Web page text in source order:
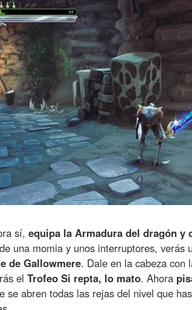
sí, equipa la Armadura del dragón y
una momia y unos interruptores, verás
de Gallowmere. Dale en la cabeza con
el Trofeo Si repta, lo mato. Ahora
se abren todas las rejas del nivel que